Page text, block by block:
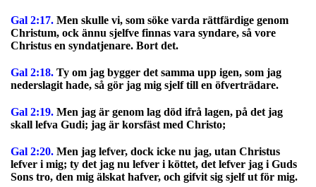
Gal 2:17. Men skulle vi, som söke varda rättfärdige genom
Christum, ock ännu sjelfve finnas vara syndare, så vore
Christus en syndatjenare. Bort det.
Gal 2:18. Ty om jag bygger det samma upp igen, som jag
nederslagit hade, så gör jag mig sjelf till en öfverträdare.
Gal 2:19. Men jag är genom lag död ifrå lagen, på det jag
skall lefva Gudi; jag är korsfäst med Christo;
Gal 2:20. Men jag lefver, dock icke nu jag, utan Christus
lefver i mig; ty det jag nu lefver i köttet, det lefver jag i Guds
Sons tro, den mig älskat hafver, och gifvit sig sjelf ut för mig.